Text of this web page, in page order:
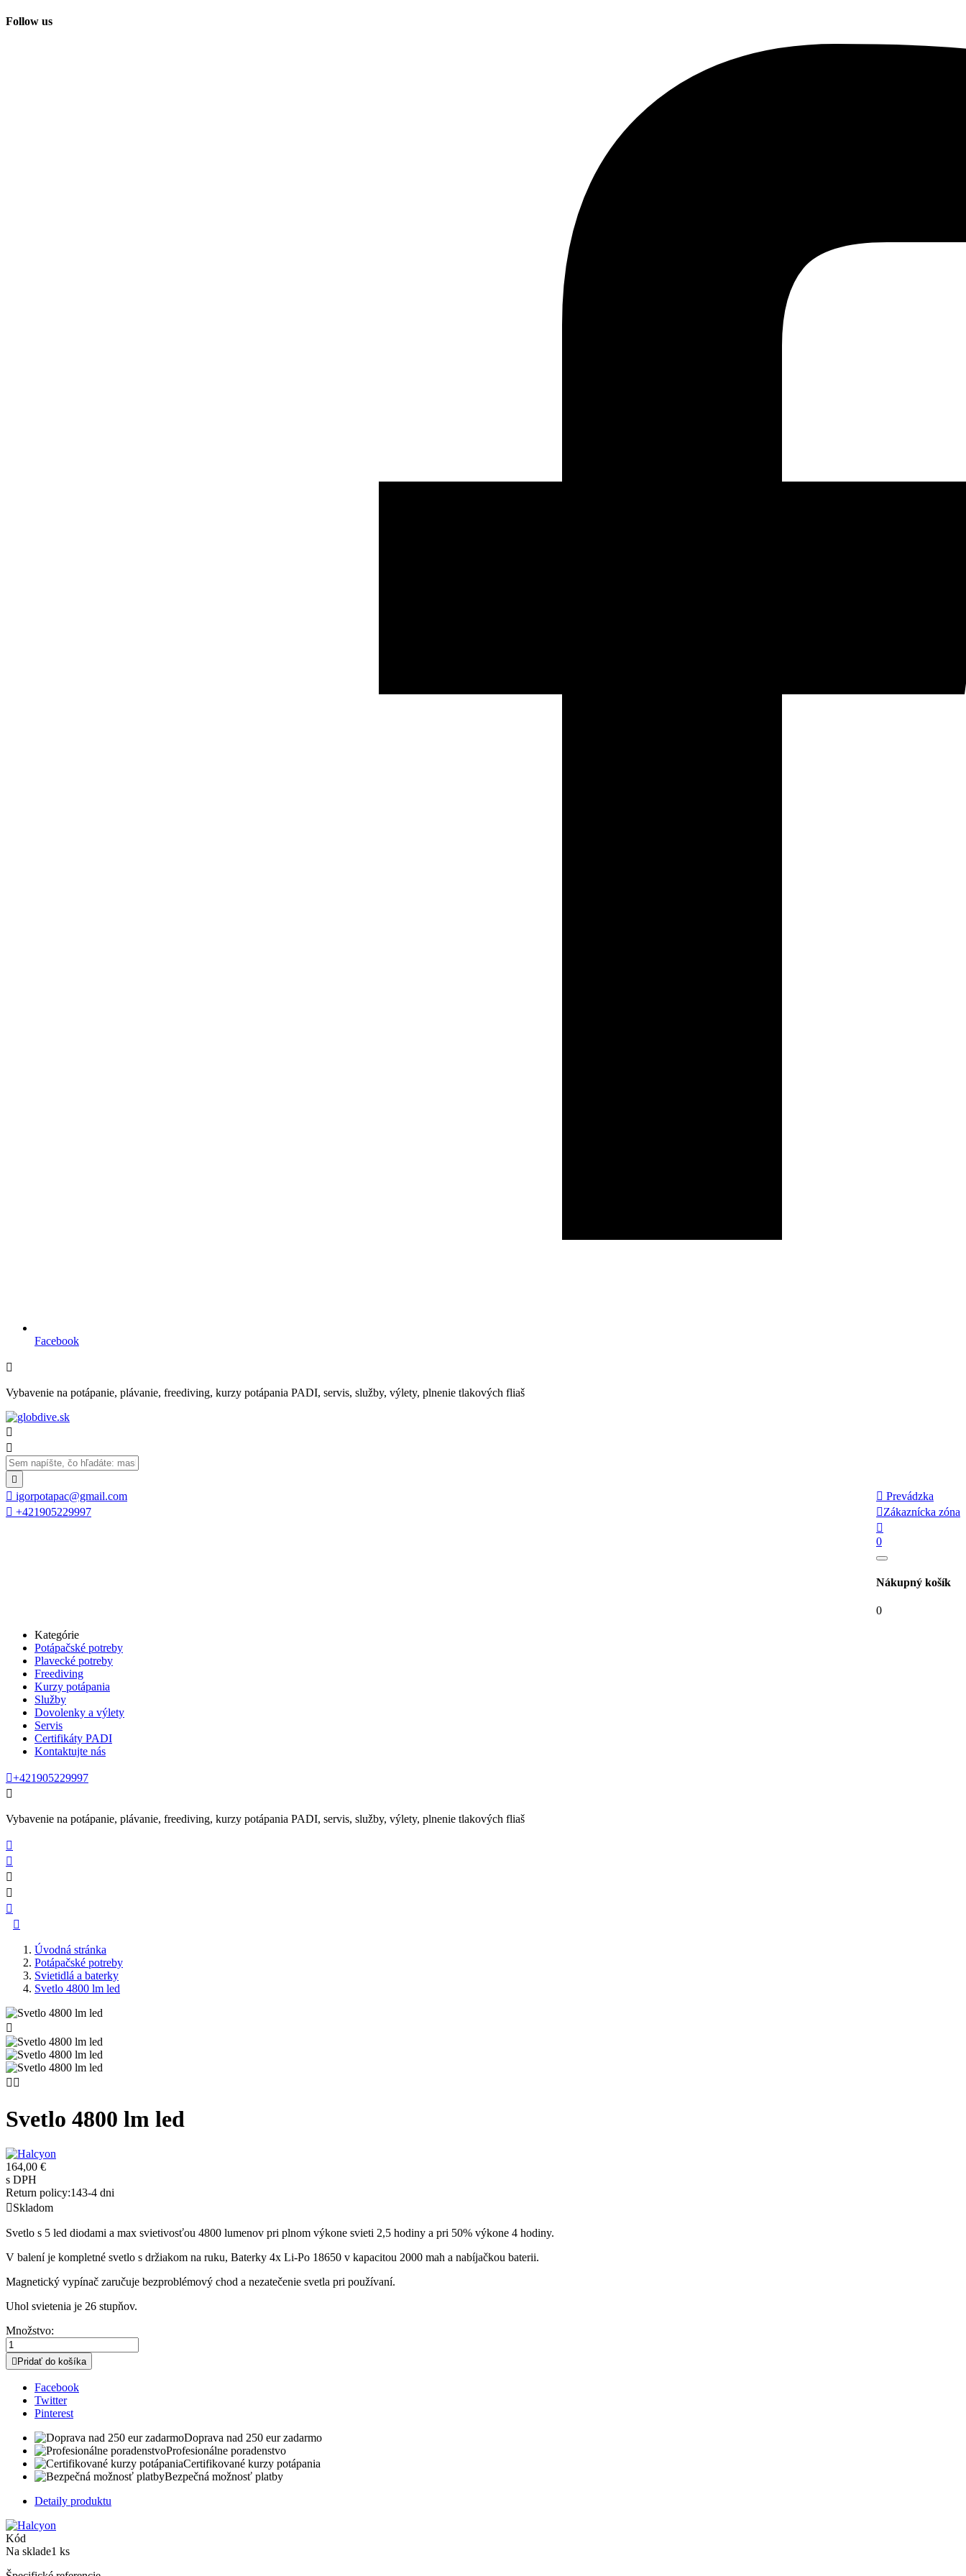
Follow us
Facebook

Vybavenie na potápanie, plávanie, freediving, kurzy potápania PADI, servis, služby, výlety, plnenie tlakových fliaš



 igorpotapac@gmail.com
 +421905229997
 Prevádzka
Zákaznícka zóna

0
Nákupný košík
0
Kategórie
Potápačské potreby
Plavecké potreby
Freediving
Kurzy potápania
Služby
Dovolenky a výlety
Servis
Certifikáty PADI
Kontaktujte nás
+421905229997

Vybavenie na potápanie, plávanie, freediving, kurzy potápania PADI, servis, služby, výlety, plnenie tlakových fliaš






Úvodná stránka
Potápačské potreby
Svietidlá a baterky
Svetlo 4800 lm led

 
Svetlo 4800 lm led
164,00 €
s DPH
Return policy:143-4 dni
Skladom
Svetlo s 5 led diodami a max svietivosťou 4800 lumenov pri plnom výkone svieti 2,5 hodiny a pri 50% výkone 4 hodiny.
V balení je kompletné svetlo s držiakom na ruku, Baterky 4x Li-Po 18650 v kapacitou 2000 mah a nabíjačkou baterii.
Magnetický vypínač zaručuje bezproblémový chod a nezatečenie svetla pri používaní.
Uhol svietenia je 26 stupňov.
Množstvo:
 Pridať do košíka
Facebook
Twitter
Pinterest
Doprava nad 250 eur zadarmo
Profesionálne poradenstvo
Certifikované kurzy potápania
Bezpečná možnosť platby
Detaily produktu
Kód
Na sklade1 ks